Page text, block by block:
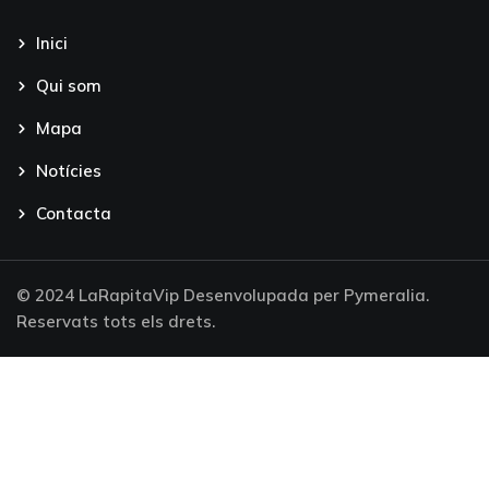
Inici
Qui som
Mapa
Notícies
Contacta
© 2024 LaRapitaVip Desenvolupada per Pymeralia.
Reservats tots els drets.